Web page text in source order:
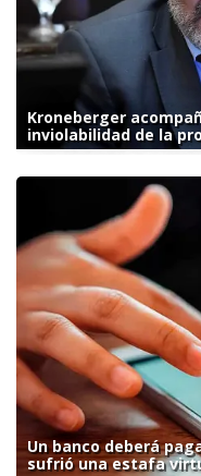
Kroneberger
inviolabilidad de la
Un banco deberá
sufrió una estafa